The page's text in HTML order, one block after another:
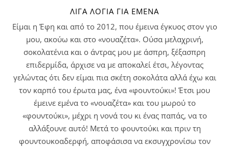
ΛΊΓΑ ΛΌΓΙΑ ΓΙΑ ΕΜΈΝΑ
Είμαι η Έφη και από το 2012, που έμεινα έγκυος στον γιο
μου, ακούω και στο «νουαζέτα». Ούσα μελαχρινή,
σοκολατένια και ο άντρας μου με άσπρη, ξέξασπρη
επιδερμίδα, άρχισε να με αποκαλεί έτσι, λέγοντας
γελώντας ότι δεν είμαι πια σκέτη σοκολάτα αλλά έχω και
τον καρπό του έρωτα μας, ένα «φουντούκι»! Έτσι μου
έμεινε εμένα το «νουαζέτα» και του μωρού το
«φουντούκι», μέχρι η νονά του κι ένας παπάς, να το
αλλάξουνε αυτό! Μετά το φουντούκι και πριν τη
φουντουκοαδερφή, αποφάσισα να εκσυγχρονίσω τον